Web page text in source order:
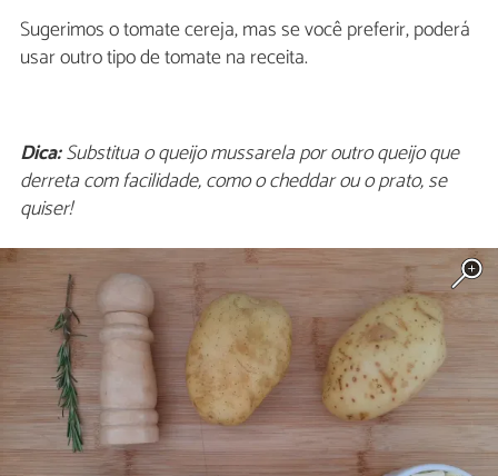
Sugerimos o tomate cereja, mas se você preferir, poderá
usar outro tipo de tomate na receita.
Dica:Substitua o queijo mussarela por outro queijo que
derreta com facilidade, como o cheddar ou o prato, se
quiser!